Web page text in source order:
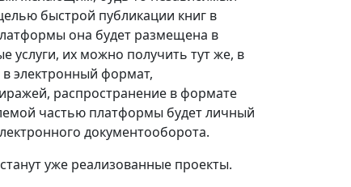
быстрой публикации книг в
она будет размещена в
услуги, их можно получить тут же, в
в электронный формат,
распространение в формате
частью платформы будет личный
документооборота.
уже реализованные проекты.